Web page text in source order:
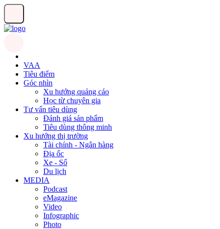
VAA
Tiêu điểm
Góc nhìn
Xu hướng quảng cáo
Học từ chuyên gia
Tư vấn tiêu dùng
Đánh giá sản phẩm
Tiêu dùng thông minh
Xu hướng thị trường
Tài chính - Ngân hàng
Địa ốc
Xe - Số
Du lịch
MEDIA
Podcast
eMagazine
Video
Infographic
Photo